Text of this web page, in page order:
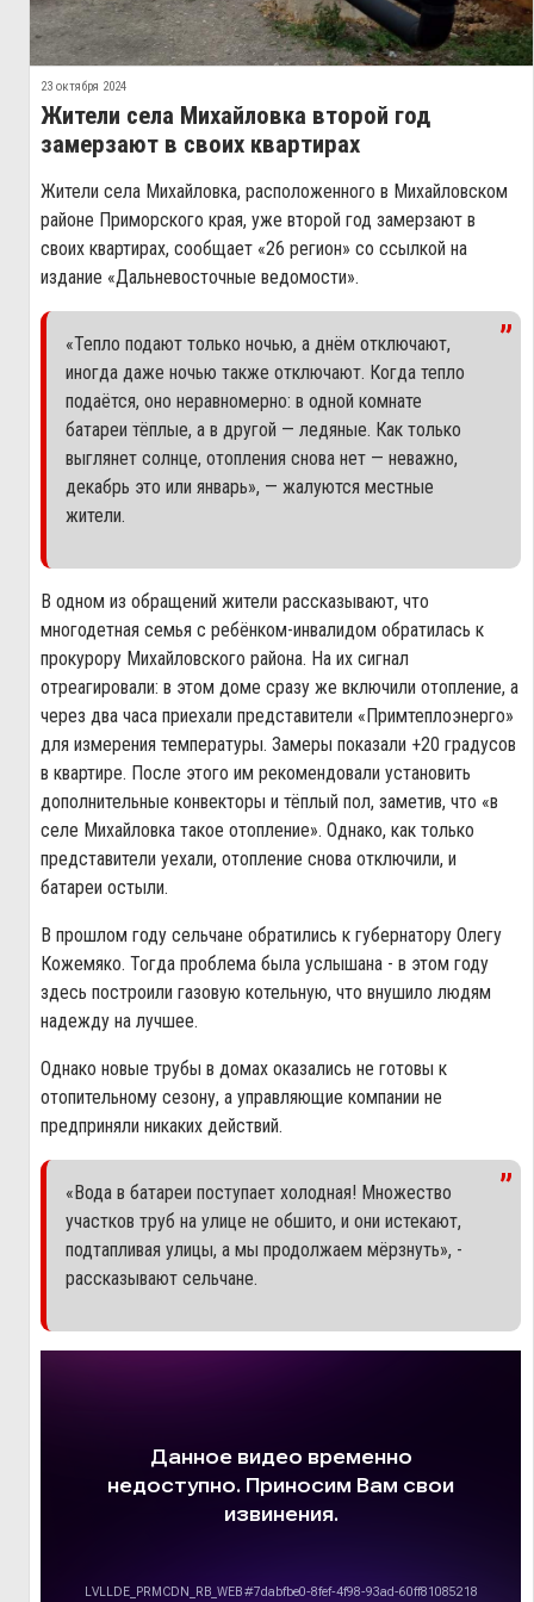
23 октября 2024
Жители села Михайловка второй год
замерзают в своих квартирах
Жители села Михайловка, расположенного в Михайловском
районе Приморского края, уже второй год замерзают в
своих квартирах, сообщает «26 регион» со ссылкой на
издание «Дальневосточные ведомости».
«Тепло подают только ночью, а днём отключают,
иногда даже ночью также отключают. Когда тепло
подаётся, оно неравномерно: в одной комнате
батареи тёплые, а в другой — ледяные. Как только
выглянет солнце, отопления снова нет — неважно,
декабрь это или январь», — жалуются местные
жители.
В одном из обращений жители рассказывают, что
многодетная семья с ребёнком-инвалидом обратилась к
прокурору Михайловского района. На их сигнал
отреагировали: в этом доме сразу же включили отопление, а
через два часа приехали представители «Примтеплоэнерго»
для измерения температуры. Замеры показали +20 градусов
в квартире. После этого им рекомендовали установить
дополнительные конвекторы и тёплый пол, заметив, что «в
селе Михайловка такое отопление». Однако, как только
представители уехали, отопление снова отключили, и
батареи остыли.
В прошлом году сельчане обратились к губернатору Олегу
Кожемяко. Тогда проблема была услышана - в этом году
здесь построили газовую котельную, что внушило людям
надежду на лучшее.
Однако новые трубы в домах оказались не готовы к
отопительному сезону, а управляющие компании не
предприняли никаких действий.
«Вода в батареи поступает холодная! Множество
участков труб на улице не обшито, и они истекают,
подтапливая улицы, а мы продолжаем мёрзнуть», -
рассказывают сельчане.